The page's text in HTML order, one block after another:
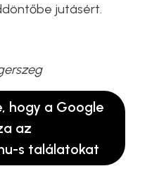
jutásért.
hogy a Google
az
s találatokat